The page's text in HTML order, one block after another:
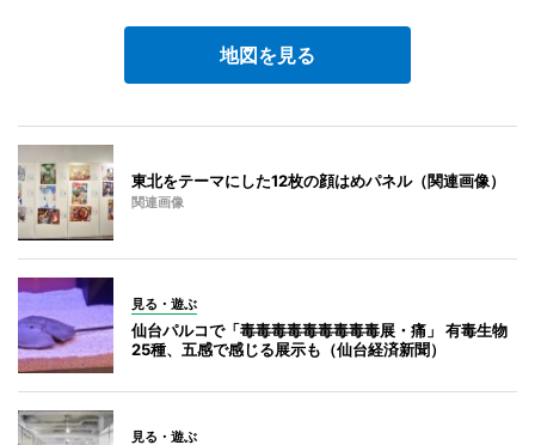
地図を見る
東北をテーマにした12枚の顔はめパネル（関連画像）
関連画像
見る・遊ぶ
仙台パルコで「毒毒毒毒毒毒毒毒毒展・痛」 有毒生物
25種、五感で感じる展示も（仙台経済新聞）
見る・遊ぶ